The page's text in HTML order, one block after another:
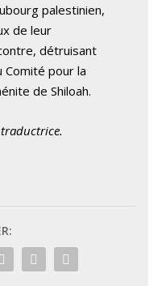
palestinien,
de leur
détruisant
Comité pour la
de Shiloah.